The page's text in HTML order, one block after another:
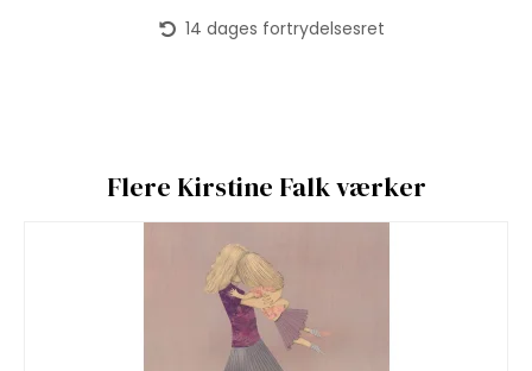
14 dages fortrydelsesret
Flere Kirstine Falk værker